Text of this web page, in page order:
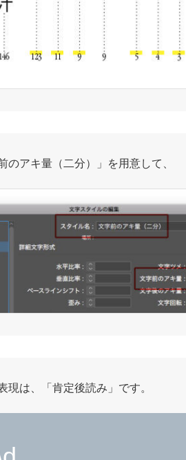
のアキ量（二分）」を用意して、
現は、「肯定後読み」です。